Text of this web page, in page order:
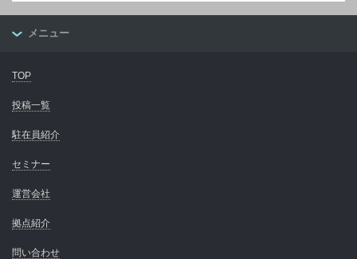
メニュー
TOP
投稿一覧
駐在員紹介
セミナー
運営会社
拠点紹介
問い合わせ